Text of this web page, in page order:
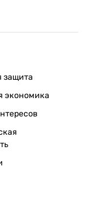
защита
экономика